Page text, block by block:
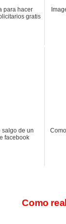
para hacer
gratis
salgo de un
facebook
Como